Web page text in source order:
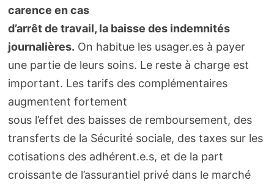
carence en cas
d’arrêt de travail, la baisse des indemnités
journalières. On habitue les usager.es à payer
une partie de leurs soins. Le reste à charge est
important. Les tarifs des complémentaires
augmentent fortement
sous l’effet des baisses de remboursement, des
transferts de la Sécurité sociale, des taxes sur les
cotisations des adhérent.e.s, et de la part
croissante de l’assurantiel privé dans le marché